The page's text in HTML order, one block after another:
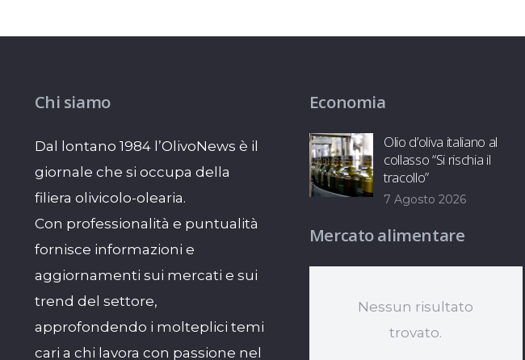
Chi siamo
Dal lontano 1984 l’OlivoNews è il
giornale che si occupa della
filiera olivicolo-olearia.
Con professionalità e puntualità
fornisce informazioni e
aggiornamenti sui mercati e sui
trend del settore,
approfondendo i molteplici temi
cari a chi lavora con passione nel
Economia
Olio d’oliva italiano al
collasso “Si rischia il
tracollo”
7 Agosto 2026
Mercato alimentare
Nessun risultato
trovato.